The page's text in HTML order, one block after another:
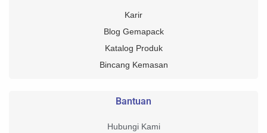
Karir
Blog Gemapack
Katalog Produk
Bincang Kemasan
Bantuan
Hubungi Kami